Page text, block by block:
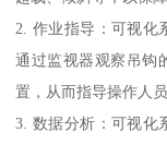
2. 作业指导：可视化
通过监视器观察吊钩
置，从而指导操作人
3. 数据分析：可视化